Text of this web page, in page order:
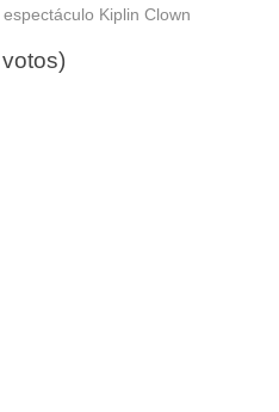
Kiplin Clown